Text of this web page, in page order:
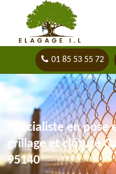
01 85 53 55 72
Spécialiste en
grillage et clôture
95140